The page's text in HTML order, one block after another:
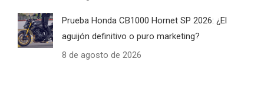
Prueba Honda CB1000 Hornet SP 2026: ¿El
aguijón definitivo o puro marketing?
8 de agosto de 2026